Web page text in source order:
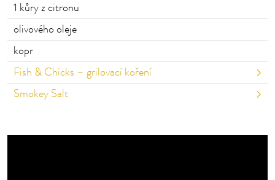
1 kůry z citronu
olivového oleje
kopr
Fish & Chicks – grilovací koření
Smokey Salt